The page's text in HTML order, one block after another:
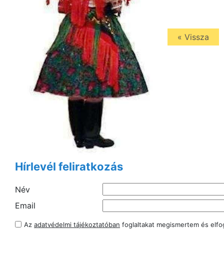
« Vissza
Hírlevél feliratkozás
Név
Email
Az adatvédelmi tájékoztatóban foglaltakat megismertem és